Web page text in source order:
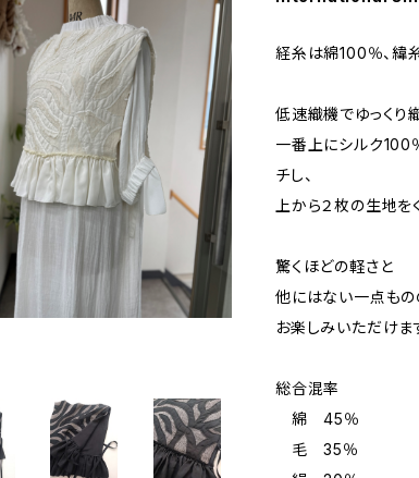
経糸は綿100％、緯
低速織機でゆっくり
一番上にシルク100
チし、
上から２枚の生地を
驚くほどの軽さと
他にはない一点もの
お楽しみいただけま
総合混率
綿 45％
毛 35％